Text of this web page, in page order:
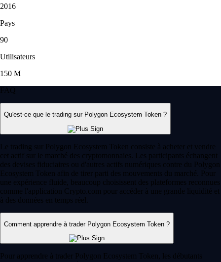
2016
Pays
90
Utilisateurs
150 M
FAQ
Qu'est-ce que le trading sur Polygon Ecosystem Token ?
Le trading sur Polygon Ecosystem Token consiste à acheter et vendre
cet actif sur le marché des cryptomonnaies. Les participants échangent
des devises fiduciaires ou d'autres actifs numériques contre du Polygon
Ecosystem Token afin de tirer parti des mouvements du marché. Pour
une expérience fluide, beaucoup choisissent des plateformes reconnues
comme l'application Crypto.com pour accéder à une grande liquidité et
à des données en temps réel.
Comment apprendre à trader Polygon Ecosystem Token ?
Pour apprendre à trader Polygon Ecosystem Token, les débutants